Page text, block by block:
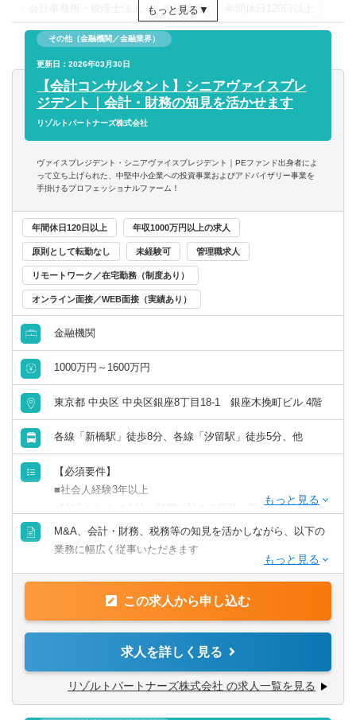
ポジション①【未経験者】
・法人営業経験3年以上
・中小企業診断士
・簿記3級以上
ポジション②【公認会計士】
・財務デューデリジェンスの実務経験者
・会計コンサルファーム出身者
ス業務・バリュエーション業務も担当頂くことができま
す。
ポジション③【M&Aアドバイザリー（FA）経験者】
・中堅企業・上場企業のアドバイザリー（FA）、中小企業
の仲介案件も担当して頂きます。
・上場企業の統合、TOB案件等のアドバイザリー業務
（FA）を担当頂きます。
ポジション④【M&Aアドバイザリー（仲介）経験者】
ます。
・ソーシング、エグゼキューションを担当頂きます。
【キャリアパス】
【実務経験の浅い方、未経験者の方】
・指定図書、動画研修コンテンツ、外部研修、内部テスト
等の教育プログラムで短期間のスキル習得を支援していま
・教育担当専任者を置いており、One-on-Oneミーティング
・経験豊富なメンバーと組んでお客様を担当していただき
ますので、安心して仕事に取り組み、ステップアップを目
指すことができます。
【一定の実務経験者】
・仲介案件、FA案件のいずれの場合にも主担当としてプロ
せします。
・公認会計士の方は、財務デューデリジェンス・バリュエ
・スタッフたちの成果物のレビューなども行いながら、将
来的にマネジメント業務にも挑戦可能です。より広い場面
で活躍していただけることを期待しています
未経験可
年収200万円以上 年収300万円以上
年収500万円以上 東京都
もっと見る
その他（金融機関／金融業界）
更新日：2026年03月30日
【会計コンサルタント】シニアヴァイスプレ
ジデント｜会計・財務の知見を活かせます
リゾルトパートナーズ株式会社
ヴァイスプレジデント・シニアヴァイスプレジデント｜PEファンド出身者によ
って立ち上げられた、中堅中小企業への投資事業およびアドバイザリー事業を
手掛けるプロフェッショナルファーム！
年間休日120日以上 年収1000万円以上の求人
原則として転勤なし 未経験可 管理職求人
リモートワーク／在宅勤務（制度あり）
オンライン面接／WEB面接（実績あり）
金融機関
1000万円～1600万円
東京都 中央区 中央区銀座8丁目18-1 銀座木挽町ビル 4階
各線「新橋駅」徒歩8分、各線「汐留駅」徒歩5分、他
【必須要件】
■社会人経験3年以上
■M&Aもしくは会計・財務に対する興味・関心
【歓迎要件】
■コンサルティングファーム/FASでの実務経験2年以上
■監査法人、事業会社での経理・財務
務経験を幅広く積みたい方も歓迎）
【求める人物像】
■会計や財務領域でキャリアを積みたい方
M&A、会計・財務、税務等の知見を活かしながら、以下の
業務に幅広く従事いただきます
- ファイナンシャルアドバイザリー
- デューデリジェンス（財務・税務DD、ビジネスDD等）
- PMI（M&A後の統合計画策定支援、管理体制構築支援等）
この求人から申し込む
求人を詳しく見る
リゾルトパートナーズ株式会社 の求人一覧を見る